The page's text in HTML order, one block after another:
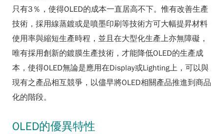
只有3％，使得OLED的成本一直居高不下。惟有改善生產
技術，採用線蒸鍍或是噴墨印刷等技術方可大幅提昇材料
使用率與縮短生產時程，並且在大型化生產上亦無障礙，
唯有採用創新的鍍膜生產技術，才能降低OLED的生產成
本，使得OLED無論是應用在Display或Lighting上，可以與
現有之產品相互競爭，以儘早將OLED相關產品推進到商品
化的階段。
OLED的優異特性